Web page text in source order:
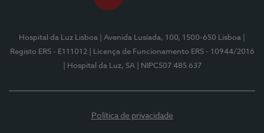
Hospital da Luz Lisboa | Avenida Lusíada, 100, 1500-650 Lisboa
Registo ERS - E111012
| Licença de Funcionamento ERS - 10944/2016
| Hospital da Luz, SA
| NIPC507 485 637
Política de privacidade